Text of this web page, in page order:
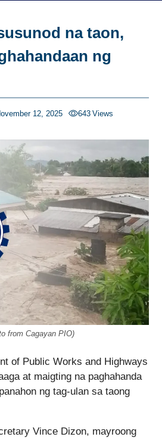
na taon,
ng
12, 2025 643 Views
from Cagayan PIO)
of Public Works and Highways
at maigting na paghahanda
ng tag-ulan sa taong
Vince Dizon, mayroong